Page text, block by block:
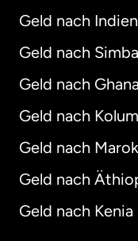
Geld nach
Geld nach
Geld nach
Geld nach
Geld nach
Geld nach
Geld nach